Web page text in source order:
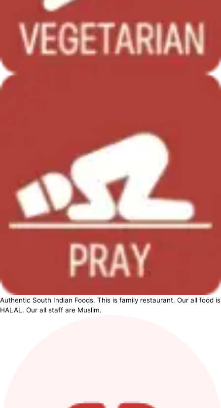
Authentic South Indian Foods. This is family restaurant. Our all food is
HALAL. Our all staff are Muslim.